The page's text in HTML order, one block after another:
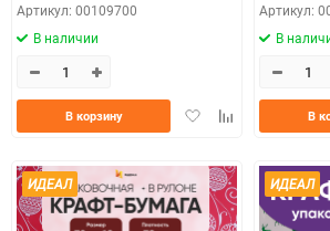
Артикул: 00109700
В наличии
ДобавитьДобавить
В корзину
Артикул:
В
В
ИДЕАЛ ИДЕАЛ